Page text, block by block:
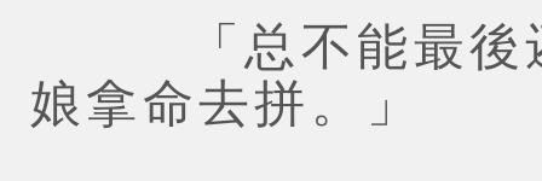
「总不能最後还
娘拿命去拼。」